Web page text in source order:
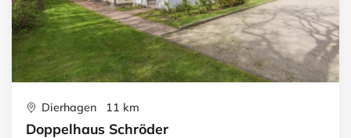
Dierhagen 11 km
Doppelhaus Schröder